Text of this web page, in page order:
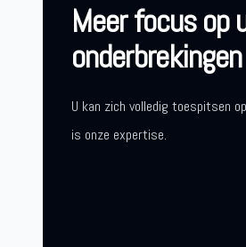
Meer focus op
onderbrekingen
U kan zich volledig toespitsen
is onze expertise.